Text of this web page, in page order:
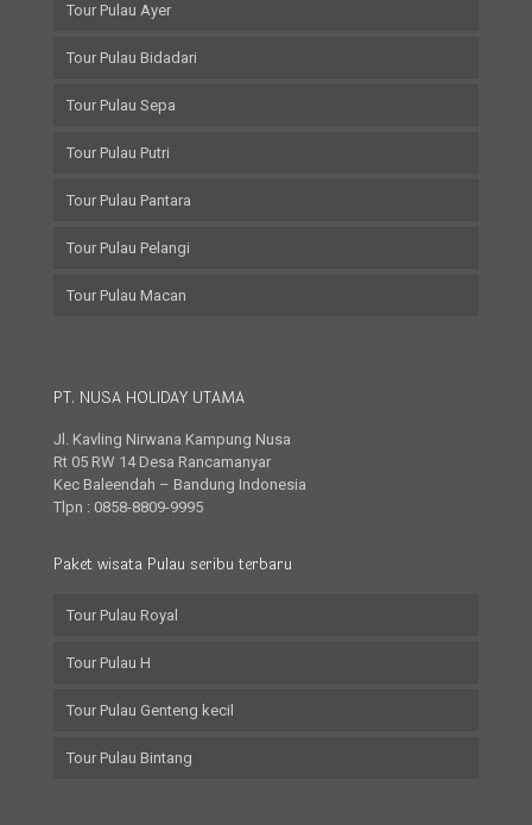
Tour Pulau Ayer
Tour Pulau Bidadari
Tour Pulau Sepa
Tour Pulau Putri
Tour Pulau Pantara
Tour Pulau Pelangi
Tour Pulau Macan
PT. NUSA HOLIDAY UTAMA
Jl. Kavling Nirwana Kampung Nusa
Rt 05 RW 14 Desa Rancamanyar
Kec Baleendah – Bandung Indonesia
Tlpn : 0858-8809-9995
Paket wisata Pulau seribu terbaru
Tour Pulau Royal
Tour Pulau H
Tour Pulau Genteng kecil
Tour Pulau Bintang